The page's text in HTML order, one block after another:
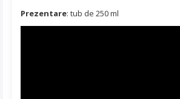
Prezentare: tub de 250 ml